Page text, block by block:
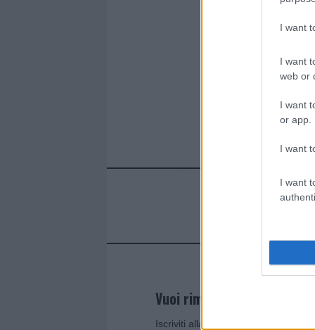
I want
I want
web or
I want
or app.
I want
I want
Vuoi rimanere sempre
Iscriviti alla newsletter di Gallura